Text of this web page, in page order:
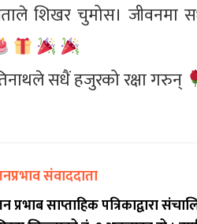
शिखर चुमोस। जीवनमा
सधैं हजुरको रक्षा गरुन्
संवाददाता
प्रभाब साप्ताहिक पत्रिकाद्वारा